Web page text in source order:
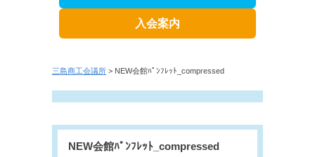
入会案内
三島商工会議所 > NEW会館ﾊﾟﾝﾌﾚｯﾄ_compressed
NEW会館ﾊﾟﾝﾌﾚｯﾄ_compressed